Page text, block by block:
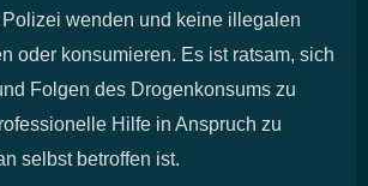
wenden und keine illegalen
oder konsumieren. Es ist ratsam, sich
Folgen des Drogenkonsums zu
Hilfe in Anspruch zu
selbst betroffen ist.